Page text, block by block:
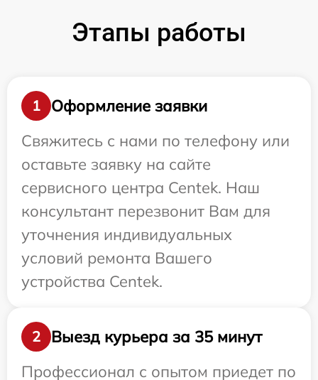
Этапы работы
1
Оформление заявки
Свяжитесь с нами по телефону или
оставьте заявку на сайте
сервисного центра Centek. Наш
консультант перезвонит Вам для
уточнения индивидуальных
условий ремонта Вашего
устройства Centek.
2
Выезд курьера за 35 минут
Профессионал с опытом приедет по